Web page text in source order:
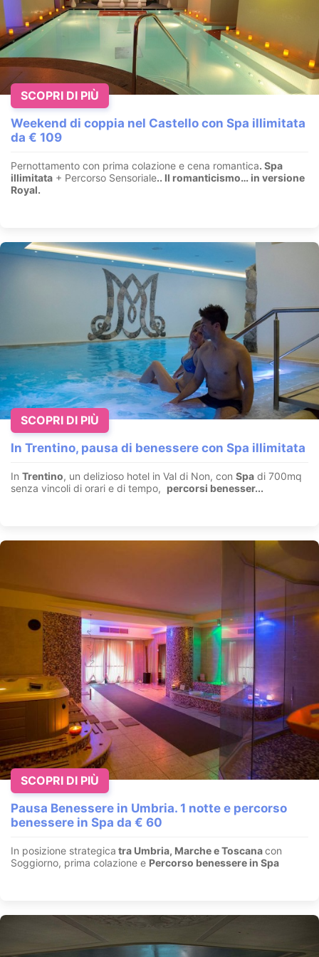
In Famiglia ai piedi delle Dolomiti - Sconti per
Bambini
Commezzadura - Val di Sole - Trentino
d’oro conpiscinae zone saune. Mini club
VEDI HOTEL
Puro benessere per la famiglia sull’incantevole
altopiano del Brentonico
Esplorate le nuove aree spa perfamigliee adulti– 2.500m2 di
SHORT STAY DA 5 A 6 GIORNI -8%
Castelrotto - Alpe di Siusi - Alto Adige
* 08.03.2026 - 15.03.2026: 805 € a persona / pensione 3/4 *
30.04.2026 - 05.07.2026: 780€ a persona / pensione 3/4...
VEDI OFFERTA
Weekend di coppia nel Castello con Spa illimitata
da € 109
Pernottamento con prima colazione e cena romantica. Spa
illimitata + Percorso Sensoriale.. Il romanticismo… in versione
Royal.
SCOPRI DI PIÙ
In Trentino, pausa di benessere con Spa illimitata
In Trentino, un delizioso hotel in Val di Non, con Spa di 700mq
senza vincoli di orari e di tempo, percorsi benesser...
SCOPRI DI PIÙ
Pausa Benessere in Umbria. 1 notte e percorso
benessere in Spa da € 60
In posizione strategica tra Umbria, Marche e Toscanacon
Soggiorno, prima colazione e Percorso benessere in Spa
SCOPRI DI PIÙ